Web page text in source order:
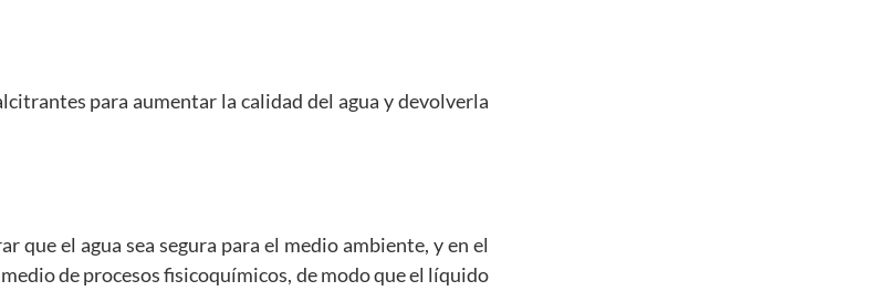
para aumentar la calidad del agua y devolverla
el agua sea segura para el medio ambiente, y en el
de procesos fisicoquímicos, de modo que el líquido